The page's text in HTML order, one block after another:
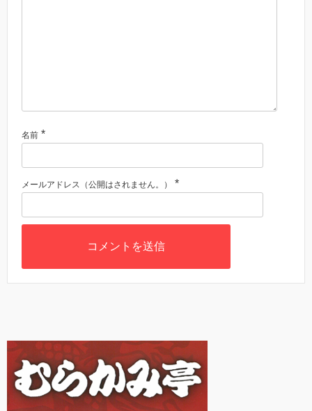
名前 *
メールアドレス（公開はされません。） *